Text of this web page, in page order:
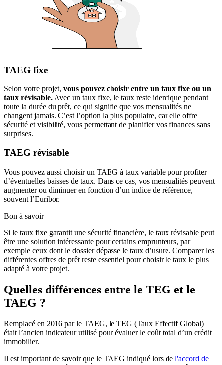
TAEG fixe
Selon votre projet, vous pouvez choisir entre un taux fixe ou un
taux révisable. Avec un taux fixe, le taux reste identique pendant
toute la durée du prêt, ce qui signifie que vos mensualités ne
changent jamais. C’est l’option la plus populaire, car elle offre
sécurité et visibilité, vous permettant de planifier vos finances sans
surprises.
TAEG révisable
Vous pouvez aussi choisir un TAEG à taux variable pour profiter
d’éventuelles baisses de taux. Dans ce cas, vos mensualités peuvent
augmenter ou diminuer en fonction d’un indice de référence,
souvent l’Euribor.
Bon à savoir
Si le taux fixe garantit une sécurité financière, le taux révisable peut
être une solution intéressante pour certains emprunteurs, par
exemple ceux dont le dossier dépasse le taux d’usure. Comparer les
différentes offres de prêt reste essentiel pour choisir le taux le plus
adapté à votre projet.
Quelles différences entre le TEG et le
TAEG ?
Remplacé en 2016 par le TAEG, le TEG (Taux Effectif Global)
était l’ancien indicateur utilisé pour évaluer le coût total d’un crédit
immobilier.
Il est important de savoir que le TAEG indiqué lors de l'accord de